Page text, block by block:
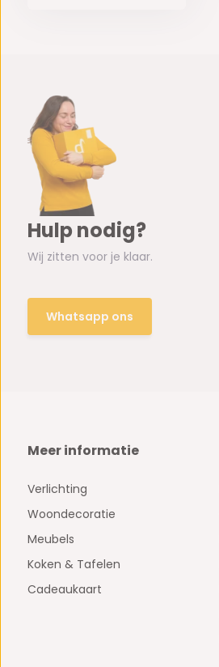
Hulp nodig?
Wij zitten voor je klaar.
Whatsapp ons
Meer informatie
Verlichting
Woondecoratie
Meubels
Koken & Tafelen
Cadeaukaart